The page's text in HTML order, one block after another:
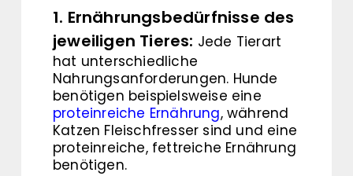
1. Ernährungsbedürfnisse des
jeweiligen Tieres: Jede Tierart
hat unterschiedliche
Nahrungsanforderungen. Hunde
benötigen beispielsweise eine
proteinreiche Ernährung, während
Katzen Fleischfresser sind und eine
proteinreiche, fettreiche Ernährung
benötigen.